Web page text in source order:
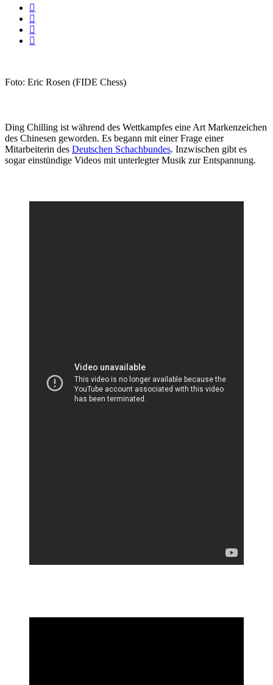
Foto: Eric Rosen (FIDE Chess)
Ding Chilling ist während des Wettkampfes eine Art Markenzeichen
des Chinesen geworden. Es begann mit einer Frage einer
Mitarbeiterin des Deutschen Schachbundes. Inzwischen gibt es
sogar einstündige Videos mit unterlegter Musik zur Entspannung.